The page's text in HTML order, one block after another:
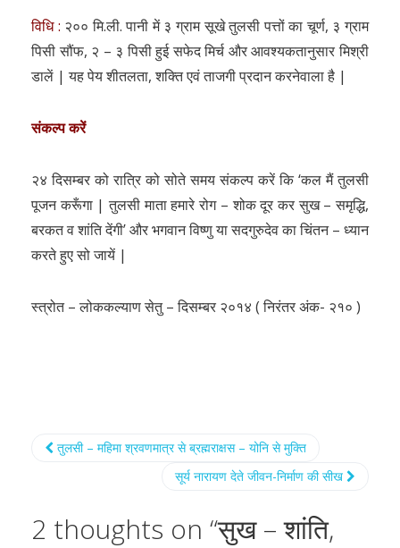
विधि : २०० मि.ली. पानी में ३ ग्राम सूखे तुलसी पत्तों का चूर्ण, ३ ग्राम
पिसी सौंफ, २ – ३ पिसी हुई सफेद मिर्च और आवश्यकतानुसार मिश्री
डालें | यह पेय शीतलता, शक्ति एवं ताजगी प्रदान करनेवाला है |
संकल्प करें
२४ दिसम्बर को रात्रि को सोते समय संकल्प करें कि ‘कल मैं तुलसी
पूजन करूँगा | तुलसी माता हमारे रोग – शोक दूर कर सुख – समृद्धि,
बरकत व शांति देंगी’ और भगवान विष्णु या सदगुरुदेव का चिंतन – ध्यान
करते हुए सो जायें |
स्त्रोत – लोककल्याण सेतु – दिसम्बर २०१४ ( निरंतर अंक- २१० )
तुलसी – महिमा श्रवणमात्र से ब्रह्मराक्षस – योनि से मुक्ति
सूर्य नारायण देते जीवन-निर्माण की सीख
2 thoughts on “सुख – शांति,